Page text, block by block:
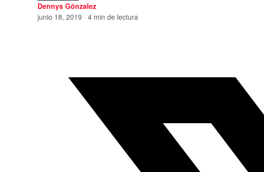
Dennys Gónzalez
junio 18, 2019 · 4 min de lectura